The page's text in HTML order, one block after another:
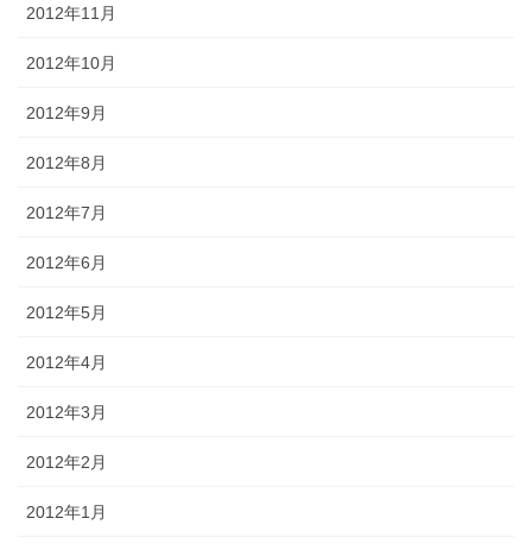
2012年11月
2012年10月
2012年9月
2012年8月
2012年7月
2012年6月
2012年5月
2012年4月
2012年3月
2012年2月
2012年1月